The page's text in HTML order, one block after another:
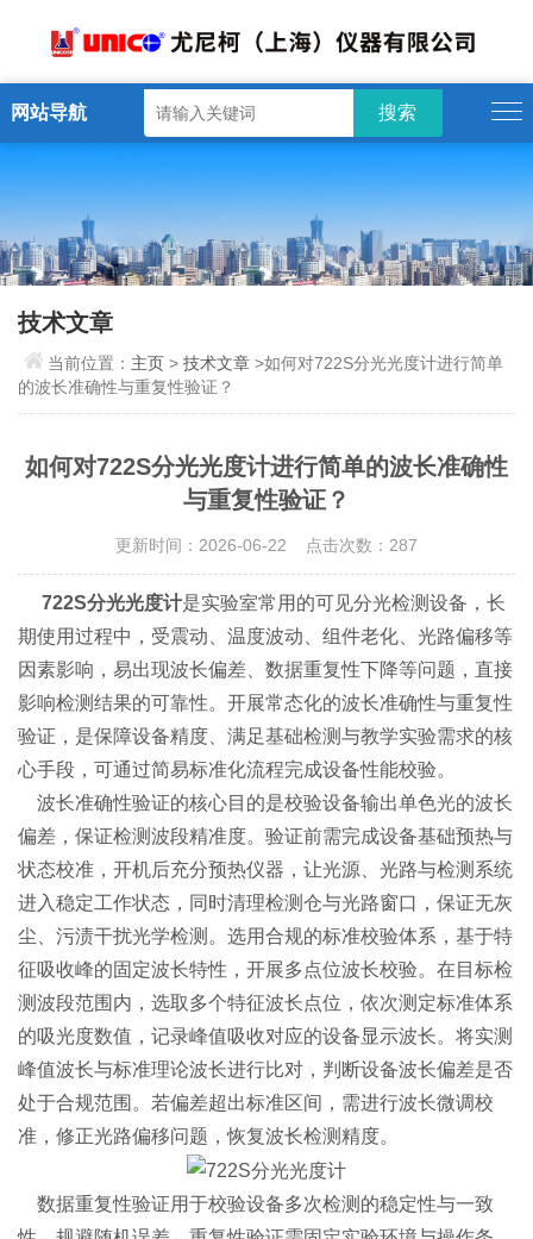
网站导航
技术文章
当前位置： 主页 >技术文章 >如何对722S分光光度计进行简单
的波长准确性与重复性验证？
如何对722S分光光度计进行简单的波长准确性
与重复性验证？
更新时间：2026-06-22 点击次数：287
722S分光光度计是实验室常用的可见分光检测设备，长
期使用过程中，受震动、温度波动、组件老化、光路偏移等
因素影响，易出现波长偏差、数据重复性下降等问题，直接
影响检测结果的可靠性。开展常态化的波长准确性与重复性
验证，是保障设备精度、满足基础检测与教学实验需求的核
心手段，可通过简易标准化流程完成设备性能校验。
波长准确性验证的核心目的是校验设备输出单色光的波长
偏差，保证检测波段精准度。验证前需完成设备基础预热与
状态校准，开机后充分预热仪器，让光源、光路与检测系统
进入稳定工作状态，同时清理检测仓与光路窗口，保证无灰
尘、污渍干扰光学检测。选用合规的标准校验体系，基于特
征吸收峰的固定波长特性，开展多点位波长校验。在目标检
测波段范围内，选取多个特征波长点位，依次测定标准体系
的吸光度数值，记录峰值吸收对应的设备显示波长。将实测
峰值波长与标准理论波长进行比对，判断设备波长偏差是否
处于合规范围。若偏差超出标准区间，需进行波长微调校
准，修正光路偏移问题，恢复波长检测精度。
数据重复性验证用于校验设备多次检测的稳定性与一致